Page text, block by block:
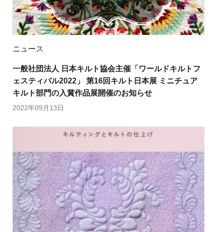
ニュース
一般社団法人 日本キルト協会主催「ワールドキルトフ
ェスティバル2022」 第16回キルト日本展 ミニチュア
キルト部門の入賞作品展開催のお知らせ
2022年09月13日